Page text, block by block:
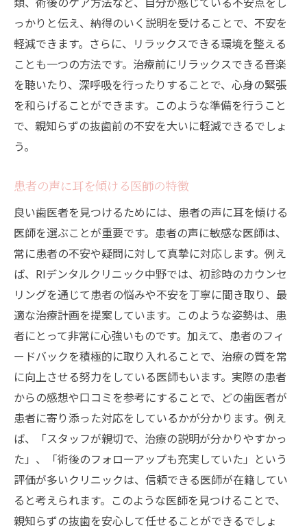
っかりと伝え、納得のいく説明を受けることで、不安を
軽減できます。さらに、リラックスできる環境を整える
ことも一つの方法です。治療前にリラックスできる音楽
を聴いたり、深呼吸を行ったりすることで、心身の緊張
を和らげることができます。このような準備を行うこと
で、親知らずの抜歯前の不安を大いに軽減できるでしょ
う。
患者の声に耳を傾ける医師の特徴
良い歯医者を見つけるためには、患者の声に耳を傾ける
医師を選ぶことが重要です。患者の声に敏感な医師は、
常に患者の不安や疑問に対して真摯に対応します。例え
ば、RIデンタルクリニック中野では、初診時のカウンセ
リングを通じて患者の悩みや不安を丁寧に聞き取り、最
適な治療計画を提案しています。このような姿勢は、患
者にとって非常に心強いものです。加えて、患者のフィ
ードバックを積極的に取り入れることで、治療の質を常
に向上させる努力をしている医師もいます。実際の患者
からの感想や口コミを参考にすることで、どの歯医者が
患者に寄り添った対応をしているかが分かります。例え
ば、「スタッフが親切で、治療の説明が分かりやすかっ
た」、「術後のフォローアップも充実していた」という
評価が多いクリニックは、信頼できる医師が在籍してい
ると考えられます。このような医師を見つけることで、
親知らずの抜歯を安心して任せることができるでしょ